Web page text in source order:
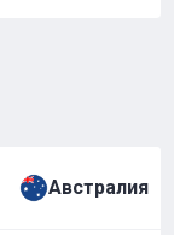
Австралия